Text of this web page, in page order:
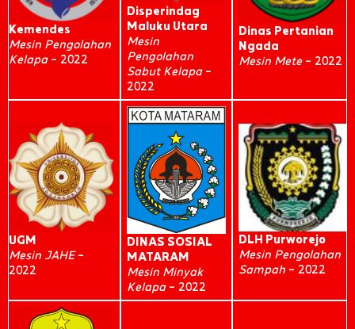
Kemendes
Mesin Pengolahan
Kelapa – 2022
Disperindag
Maluku Utara
Mesin
Pengolahan
Sabut Kelapa –
2022
Dinas Pertanian
Ngada
Mesin Mete – 2022
UGM
Mesin JAHE–
2022
DINAS SOSIAL
MATARAM
Mesin Minyak
Kelapa – 2022
DLH Purworejo
Mesin Pengolahan
Sampah – 2022